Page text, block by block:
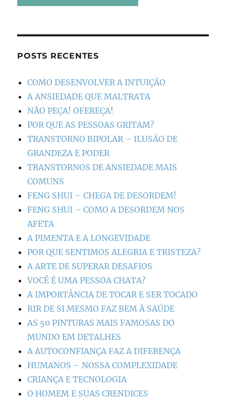
POSTS RECENTES
COMO DESENVOLVER A INTUIÇÃO
A ANSIEDADE QUE MALTRATA
NÃO PEÇA! OFEREÇA!
POR QUE AS PESSOAS GRITAM?
TRANSTORNO BIPOLAR – ILUSÃO DE
GRANDEZA E PODER
TRANSTORNOS DE ANSIEDADE MAIS
COMUNS
FENG SHUI – CHEGA DE DESORDEM!
FENG SHUI – COMO A DESORDEM NOS
AFETA
A PIMENTA E A LONGEVIDADE
POR QUE SENTIMOS ALEGRIA E TRISTEZA?
A ARTE DE SUPERAR DESAFIOS
VOCÊ É UMA PESSOA CHATA?
A IMPORTÂNCIA DE TOCAR E SER TOCADO
RIR DE SI MESMO FAZ BEM À SAÚDE
AS 50 PINTURAS MAIS FAMOSAS DO
MUNDO EM DETALHES
A AUTOCONFIANÇA FAZ A DIFERENÇA
HUMANOS – NOSSA COMPLEXIDADE
CRIANÇA E TECNOLOGIA
O HOMEM E SUAS CRENDICES